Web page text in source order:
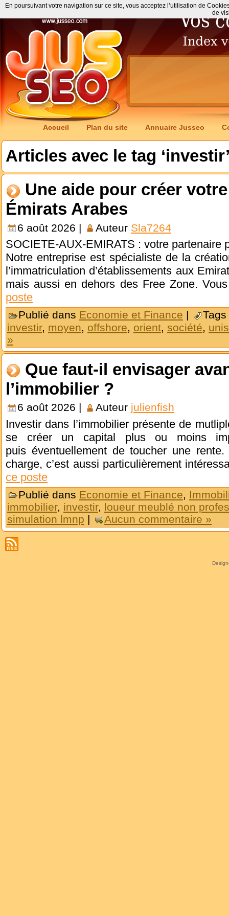
Accueil Plan du site Annuaire Jusseo
Articles avec le tag
Une aide pour créer
Émirats Arabes
6 août 2026 | Auteur Sla7264
SOCIETE-AUX-EMIRATS : votre partenaire
Notre entreprise est spécialiste de la
l’immatriculation d’établissements aux
mais aussi en dehors des Free Zone.
poste
Publié dans Economie et Finance |
investir, moyen, offshore, orient, société, unis
»
Que faut-il envisager
l’immobilier ?
6 août 2026 | Auteur julienfish
Investir dans l’immobilier présente de
se créer un capital plus ou moins
puis éventuellement de toucher une
charge, c’est aussi particulièrement
ce poste
Publié dans Economie et Finance
immobilier, investir, loueur meublé non
simulation lmnp | Aucun commentaire »
En poursuivant votre navigation sur ce site, vous acceptez l’utilisation de
de